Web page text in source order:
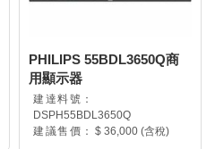
PHILIPS 55BDL3650Q商
用顯示器
建達料號：
DSPH55BDL3650Q
建議售價： $ 36,000 (含稅)